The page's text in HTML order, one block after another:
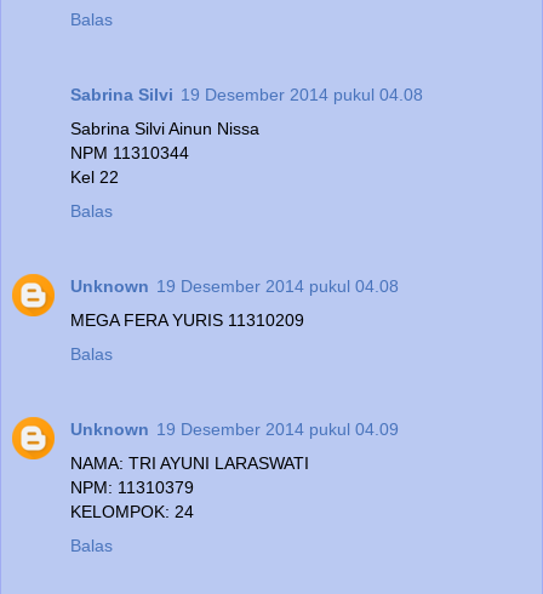
Balas
Sabrina Silvi 19 Desember 2014 pukul 04.08
Sabrina Silvi Ainun Nissa
NPM 11310344
Kel 22
Balas
Unknown 19 Desember 2014 pukul 04.08
MEGA FERA YURIS 11310209
Balas
Unknown 19 Desember 2014 pukul 04.09
NAMA: TRI AYUNI LARASWATI
NPM: 11310379
KELOMPOK: 24
Balas